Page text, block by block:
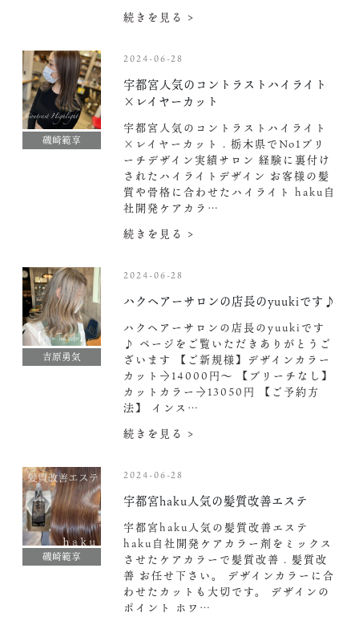
続きを見る >
磯崎範享
2024-06-28
宇都宮人気のコントラストハイライト
×レイヤーカット
宇都宮人気のコントラストハイライト
×レイヤーカット . 栃木県でNo1ブリ
ーチデザイン実績サロン 経験に裏付け
されたハイライトデザイン お客様の髪
質や骨格に合わせたハイライト haku自
社開発ケアカラ…
続きを見る >
吉原勇気
2024-06-28
ハクヘアーサロンの店長のyuukiです♪
ハクヘアーサロンの店長のyuukiです
♪ ページをご覧いただきありがとうご
ざいます 【ご新規様】デザインカラー
カット→14000円〜 【ブリーチなし】
カットカラー→13050円 【ご予約方
法】 インス…
続きを見る >
磯崎範享
2024-06-28
宇都宮haku人気の髪質改善エステ
宇都宮haku人気の髪質改善エステ
haku自社開発ケアカラー剤をミックス
させたケアカラーで髪質改善 . 髪質改
善 お任せ下さい。 デザインカラーに合
わせたカットも大切です。 デザインの
ポイント ホワ…